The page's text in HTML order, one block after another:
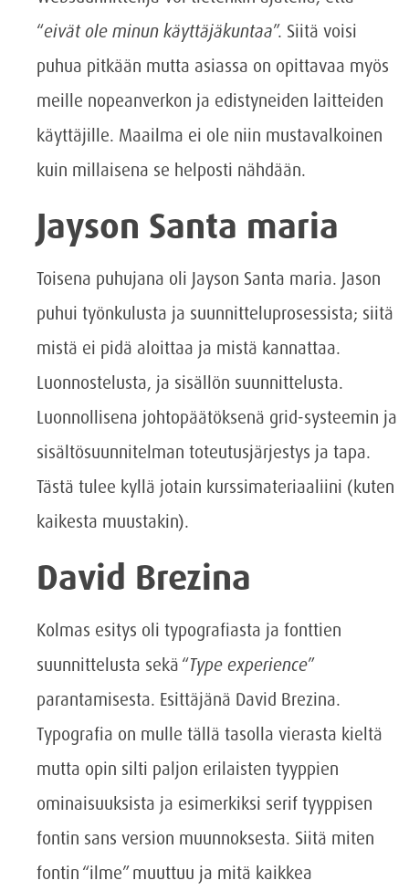
“eivät ole minun käyttäjäkuntaa”. Siitä voisi
puhua pitkään mutta asiassa on opittavaa myös
meille nopeanverkon ja edistyneiden laitteiden
käyttäjille. Maailma ei ole niin mustavalkoinen
kuin millaisena se helposti nähdään.
Jayson Santa maria
Toisena puhujana oli Jayson Santa maria. Jason
puhui työnkulusta ja suunnitteluprosessista; siitä
mistä ei pidä aloittaa ja mistä kannattaa.
Luonnostelusta, ja sisällön suunnittelusta.
Luonnollisena johtopäätöksenä grid-systeemin ja
sisältösuunnitelman toteutusjärjestys ja tapa.
Tästä tulee kyllä jotain kurssimateriaaliini (kuten
kaikesta muustakin).
David Brezina
Kolmas esitys oli typografiasta ja fonttien
suunnittelusta sekä “Type experience”
parantamisesta. Esittäjänä David Brezina.
Typografia on mulle tällä tasolla vierasta kieltä
mutta opin silti paljon erilaisten tyyppien
ominaisuuksista ja esimerkiksi serif tyyppisen
fontin sans version muunnoksesta. Siitä miten
fontin “ilme” muuttuu ja mitä kaikkea